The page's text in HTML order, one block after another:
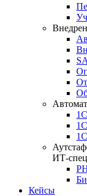
ИТ-
Кейсы